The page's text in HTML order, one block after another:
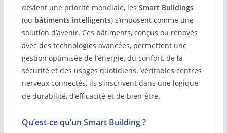
devient une priorité mondiale, les Smart Buildings
(ou bâtiments intelligents) s’imposent comme une
solution d’avenir. Ces bâtiments, conçus ou rénovés
avec des technologies avancées, permettent une
gestion optimisée de l’énergie, du confort, de la
sécurité et des usages quotidiens. Véritables centres
nerveux connectés, ils s’inscrivent dans une logique
de durabilité, d’efficacité et de bien-être.
Qu’est-ce qu’un Smart Building ?